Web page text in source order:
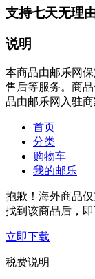
支持七天无理
说明
本商品由邮乐网
售后等服务。商
品由邮乐网入驻商
首页
分类
购物车
我的邮乐
抱歉！海外商品
找到该商品后，即
立即下载
税费说明